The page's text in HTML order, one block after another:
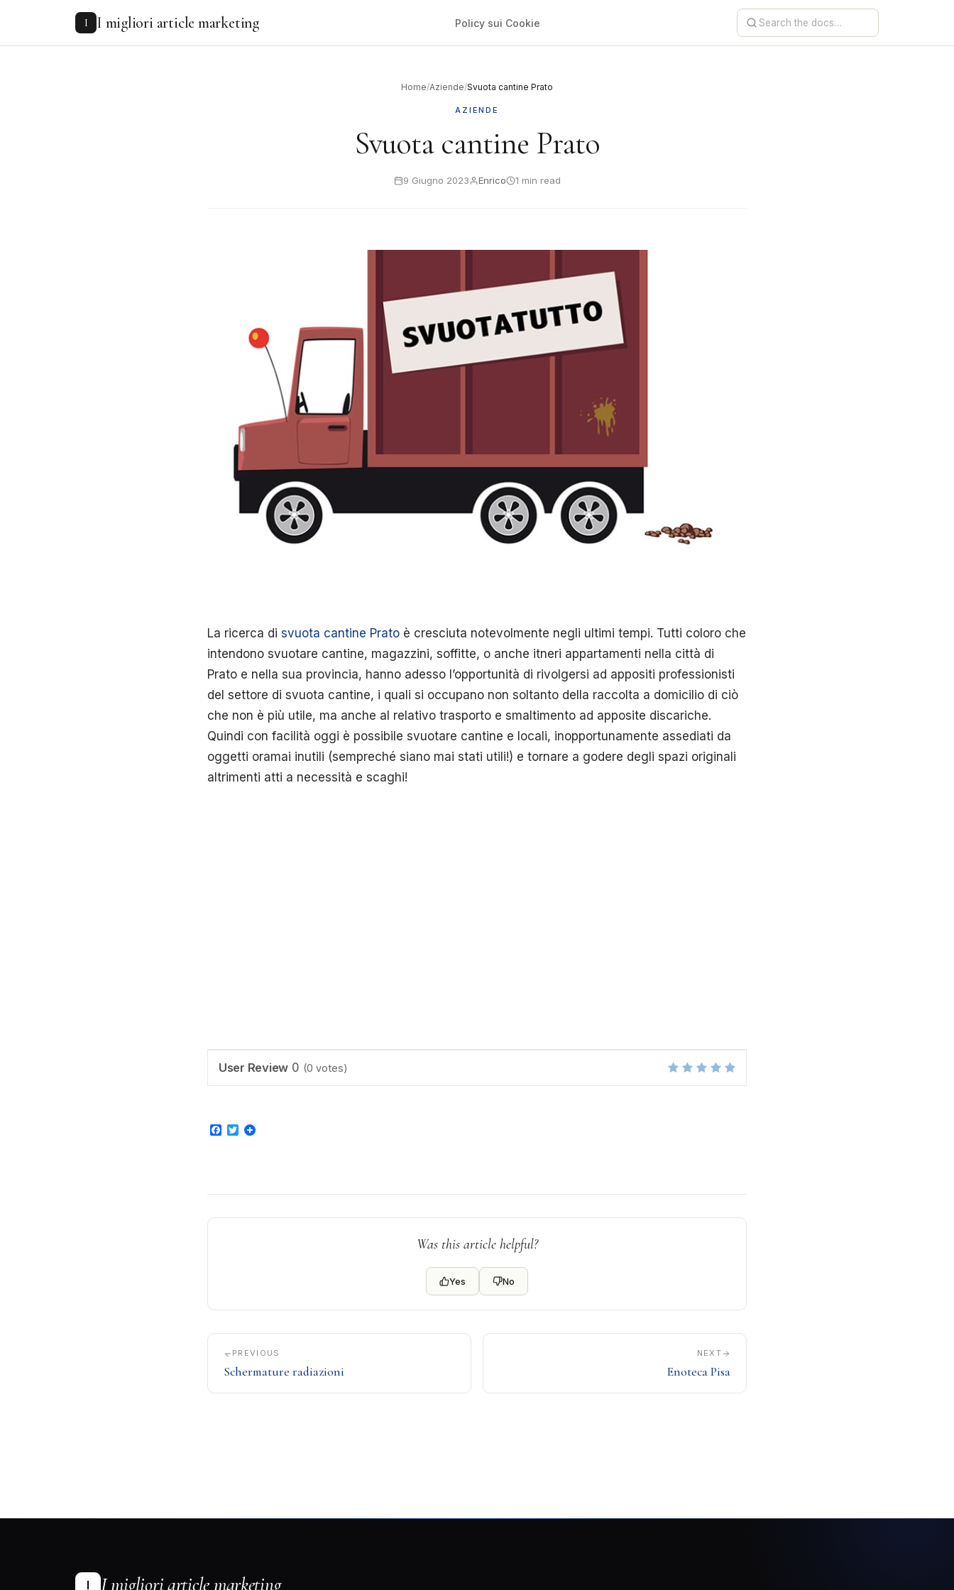
I I migliori article marketing Policy sui Cookie
Home/Aziende/Svuota cantine Prato
AZIENDE
Svuota cantine Prato
9 Giugno 2023 Enrico 1 min read
La ricerca di svuota cantine Prato è cresciuta notevolmente negli ultimi tempi. Tutti coloro che
intendono svuotare cantine, magazzini, soffitte, o anche itneri appartamenti nella città di
Prato e nella sua provincia, hanno adesso l’opportunità di rivolgersi ad appositi professionisti
del settore di svuota cantine, i quali si occupano non soltanto della raccolta a domicilio di ciò
che non è più utile, ma anche al relativo trasporto e smaltimento ad apposite discariche.
Quindi con facilità oggi è possibile svuotare cantine e locali, inopportunamente assediati da
oggetti oramai inutili (sempreché siano mai stati utili!) e tornare a godere degli spazi originali
altrimenti atti a necessità e scaghi!
User Review 0 (0 votes)
Facebook
Twitter
Was this article helpful?
Yes No
PREVIOUS
Schermature radiazioni
NEXT
Enoteca Pisa
I I migliori article marketing